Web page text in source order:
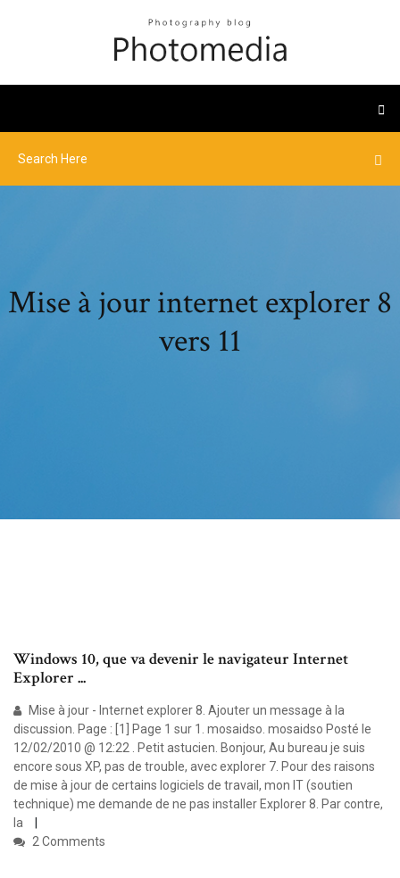
Mise à jour internet explorer 8
vers 11
Windows 10, que va devenir le navigateur Internet
Explorer ...
Mise à jour - Internet explorer 8. Ajouter un message à la
discussion. Page : [1] Page 1 sur 1. mosaidso. mosaidso Posté le
12/02/2010 @ 12:22 . Petit astucien. Bonjour, Au bureau je suis
encore sous XP, pas de trouble, avec explorer 7. Pour des raisons
de mise à jour de certains logiciels de travail, mon IT (soutien
technique) me demande de ne pas installer Explorer 8. Par contre,
la
2 Comments